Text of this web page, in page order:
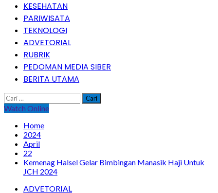
KESEHATAN
PARIWISATA
TEKNOLOGI
ADVETORIAL
RUBRIK
PEDOMAN MEDIA SIBER
BERITA UTAMA
Cari
untuk:
Watch Online
Home
2024
April
22
Kemenag Halsel Gelar Bimbingan Manasik Haji Untuk
JCH 2024
ADVETORIAL